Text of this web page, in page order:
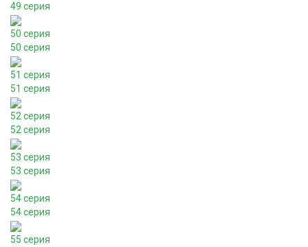
49 серия
50 серия
50 серия
51 серия
51 серия
52 серия
52 серия
53 серия
53 серия
54 серия
54 серия
55 серия